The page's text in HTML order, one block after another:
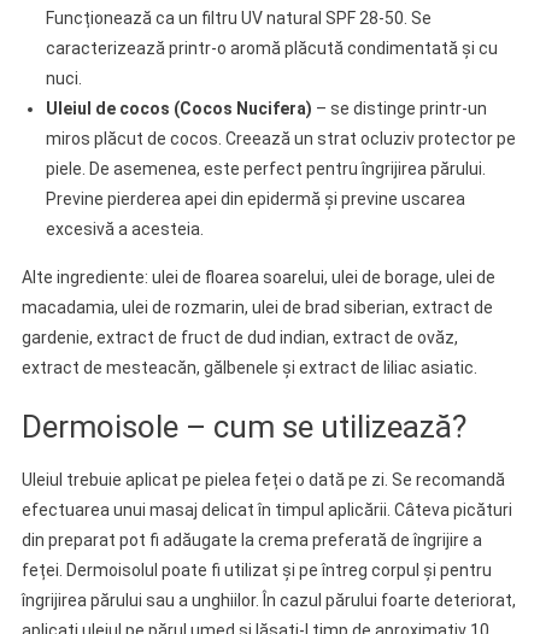
Funcționează ca un filtru UV natural SPF 28-50. Se
caracterizează printr-o aromă plăcută condimentată și cu
nuci.
Uleiul de cocos (Cocos Nucifera) – se distinge printr-un
miros plăcut de cocos. Creează un strat ocluziv protector pe
piele. De asemenea, este perfect pentru îngrijirea părului.
Previne pierderea apei din epidermă și previne uscarea
excesivă a acesteia.
Alte ingrediente: ulei de floarea soarelui, ulei de borage, ulei de
macadamia, ulei de rozmarin, ulei de brad siberian, extract de
gardenie, extract de fruct de dud indian, extract de ovăz,
extract de mesteacăn, gălbenele și extract de liliac asiatic.
Dermoisole – cum se utilizează?
Uleiul trebuie aplicat pe pielea feței o dată pe zi. Se recomandă
efectuarea unui masaj delicat în timpul aplicării. Câteva picături
din preparat pot fi adăugate la crema preferată de îngrijire a
feței. Dermoisolul poate fi utilizat și pe întreg corpul și pentru
îngrijirea părului sau a unghiilor. În cazul părului foarte deteriorat,